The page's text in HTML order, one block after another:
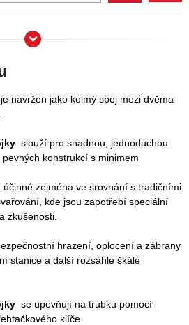
je navržen jako kolmý spoj mezi dvěma
slouží pro snadnou, jednoduchou
konstrukcí s minimem
zejména ve srovnání s tradičními
kde jsou zapotřebí speciální
zkušenosti.
hrazení, oplocení a zábrany
stanice a další rozsáhle škále
se upevňují na trubku pomocí
klíče.